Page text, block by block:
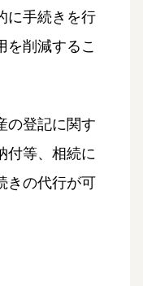
に手続きを行
を削減するこ
の登記に関す
付等、相続に
きの代行が可